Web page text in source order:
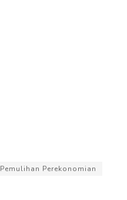
Pemulihan Perekonomian